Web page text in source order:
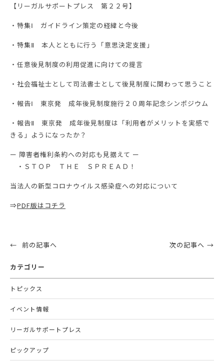
【リーガルサポートプレス 第２２号】
・特集Ⅰ ガイドライン策定の経緯と今後
・特集Ⅱ 本人とともに行う「意思決定支援」
・任意後見制度の利用促進に向けての提言
・社会福祉士として司法書士として後見制度に関わって思うこと
・報告Ⅰ 東京発 成年後見制度施行２０周年記念シンポジウム
・報告Ⅱ 東京発 成年後見制度は「利用者がメリットを実感で
きる」ようになったか？
ー 障害者権利条約への対応も見据えて ー
・ＳＴＯＰ ＴＨＥ ＳＰＲＥＡＤ！
当法人の新型コロナウイルス感染症への対応について
⇒PDF版はコチラ
前の記事へ 次の記事へ
カテゴリー
トピックス
イベント情報
リーガルサポートプレス
ピックアップ